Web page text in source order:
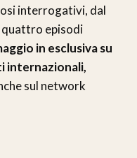
interrogativi, dal
quattro episodi
in esclusiva su
internazionali,
sul network